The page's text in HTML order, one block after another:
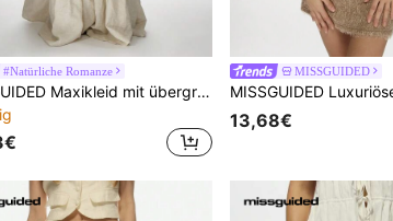
#Natürliche Romanze
MISSGUIDED Maxikleid mit übergroßen Puffärmeln, milchmädchenhaftem Smock-Stil, Leinen-Mischung, Sommer Strand Resort Boho Brautgast Prärielook Statementkleid
MISSGUIDED
13,68€